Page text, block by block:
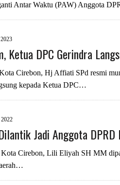
Antar Waktu (PAW) Anggota
Ketua DPC Gerindra
Cirebon, Hj Affiati SPd resmi
kepada Ketua DPC…
Jadi Anggota DPRD
Cirebon, Lili Eliyah SH MM